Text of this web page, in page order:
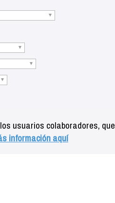
usuarios colaboradores, que
información aquí